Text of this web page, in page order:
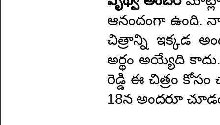
ఆనందంగా ఉంది.
చిత్రాన్ని ఇక్కడ
అర్థం అయ్యేది కాదు.
రెడ్డి ఈ చిత్రం
18న అందరూ